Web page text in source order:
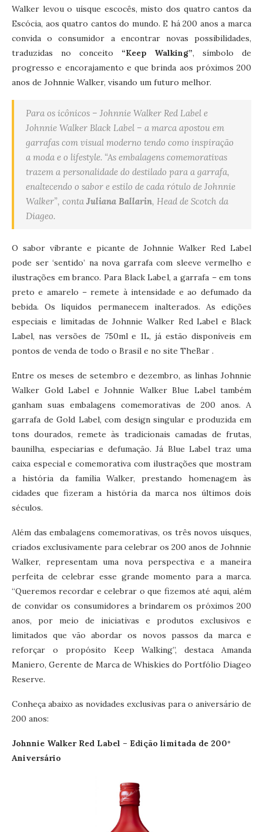
Walker levou o uísque escocês, misto dos quatro cantos da
Escócia, aos quatro cantos do mundo. E há 200 anos a marca
convida o consumidor a encontrar novas possibilidades,
traduzidas no conceito “Keep Walking”, símbolo de
progresso e encorajamento e que brinda aos próximos 200
anos de Johnnie Walker, visando um futuro melhor.
Para os icônicos – Johnnie Walker Red Label e
Johnnie Walker Black Label – a marca apostou em
garrafas com visual moderno tendo como inspiração
a moda e o lifestyle. “As embalagens comemorativas
trazem a personalidade do destilado para a garrafa,
enaltecendo o sabor e estilo de cada rótulo de Johnnie
Walker”, conta Juliana Ballarin, Head de Scotch da
Diageo.
O sabor vibrante e picante de Johnnie Walker Red Label
pode ser ‘sentido’ na nova garrafa com sleeve vermelho e
ilustrações em branco. Para Black Label, a garrafa – em tons
preto e amarelo – remete à intensidade e ao defumado da
bebida. Os líquidos permanecem inalterados. As edições
especiais e limitadas de Johnnie Walker Red Label e Black
Label, nas versões de 750ml e 1L, já estão disponíveis em
pontos de venda de todo o Brasil e no site TheBar .
Entre os meses de setembro e dezembro, as linhas Johnnie
Walker Gold Label e Johnnie Walker Blue Label também
ganham suas embalagens comemorativas de 200 anos. A
garrafa de Gold Label, com design singular e produzida em
tons dourados, remete às tradicionais camadas de frutas,
baunilha, especiarias e defumação. Já Blue Label traz uma
caixa especial e comemorativa com ilustrações que mostram
a história da família Walker, prestando homenagem às
cidades que fizeram a história da marca nos últimos dois
séculos.
Além das embalagens comemorativas, os três novos uísques,
criados exclusivamente para celebrar os 200 anos de Johnnie
Walker, representam uma nova perspectiva e a maneira
perfeita de celebrar esse grande momento para a marca.
“Queremos recordar e celebrar o que fizemos até aqui, além
de convidar os consumidores a brindarem os próximos 200
anos, por meio de iniciativas e produtos exclusivos e
limitados que vão abordar os novos passos da marca e
reforçar o propósito Keep Walking”, destaca Amanda
Maniero, Gerente de Marca de Whiskies do Portfólio Diageo
Reserve.
Conheça abaixo as novidades exclusivas para o aniversário de
200 anos:
Johnnie Walker Red Label – Edição limitada de 200°
Aniversário